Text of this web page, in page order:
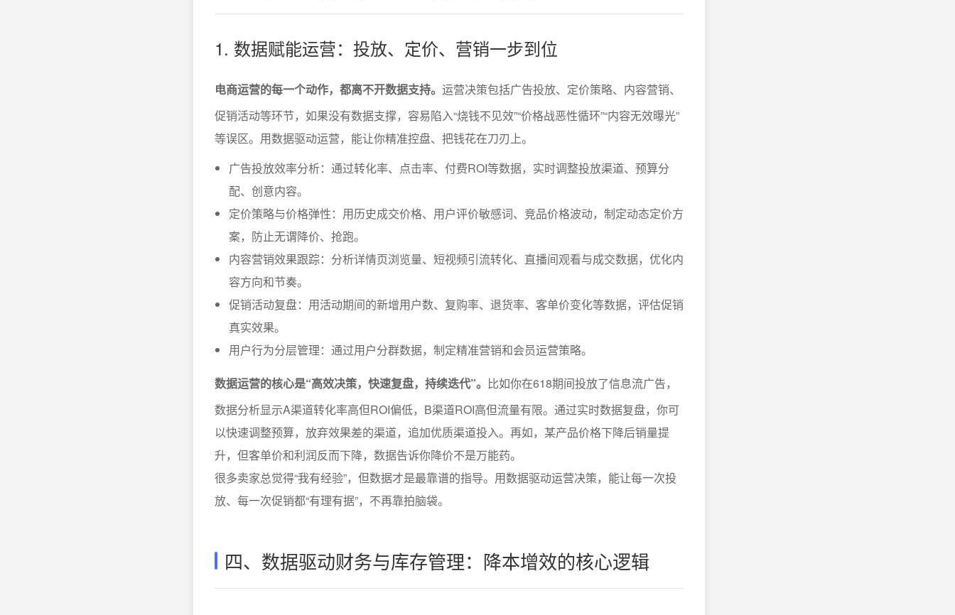
1. 数据赋能运营：投放、定价、营销一步到位
电商运营的每一个动作，都离不开数据支持。 运营决策包括广告投放、定价策略、内容营销、
促销活动等环节，如果没有数据支撑，容易陷入“烧钱不见效”“价格战恶性循环”“内容无效曝光”
等误区。用数据驱动运营，能让你精准控盘、把钱花在刀刃上。
广告投放效率分析：通过转化率、点击率、付费ROI等数据，实时调整投放渠道、预算分
配、创意内容。
定价策略与价格弹性：用历史成交价格、用户评价敏感词、竞品价格波动，制定动态定价方
案，防止无谓降价、抢跑。
内容营销效果跟踪：分析详情页浏览量、短视频引流转化、直播间观看与成交数据，优化内
容方向和节奏。
促销活动复盘：用活动期间的新增用户数、复购率、退货率、客单价变化等数据，评估促销
真实效果。
用户行为分层管理：通过用户分群数据，制定精准营销和会员运营策略。
数据运营的核心是“高效决策，快速复盘，持续迭代”。 比如你在618期间投放了信息流广告，
数据分析显示A渠道转化率高但ROI偏低，B渠道ROI高但流量有限。通过实时数据复盘，你可
以快速调整预算，放弃效果差的渠道，追加优质渠道投入。再如，某产品价格下降后销量提
升，但客单价和利润反而下降，数据告诉你降价不是万能药。
很多卖家总觉得“我有经验”，但数据才是最靠谱的指导。用数据驱动运营决策，能让每一次投
放、每一次促销都“有理有据”，不再靠拍脑袋。
四、数据驱动财务与库存管理：降本增效的核心逻辑